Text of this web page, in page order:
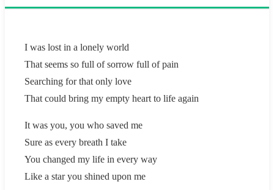
I was lost in a lonely world
That seems so full of sorrow full of pain
Searching for that only love
That could bring my empty heart to life again
It was you, you who saved me
Sure as every breath I take
You changed my life in every way
Like a star you shined upon me